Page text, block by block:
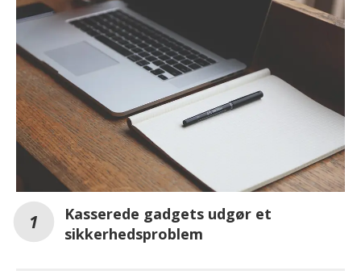
Kasserede gadgets udgør et
sikkerhedsproblem